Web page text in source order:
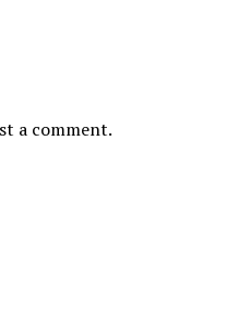
a comment.